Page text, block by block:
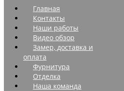
Главная
Контакты
Наши работы
Видео обзор
Замер, доставка и
оплата
Фурнитура
Отделка
Наша команда